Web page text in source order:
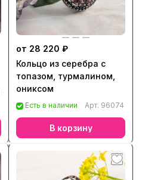
от 28 220 ₽
Кольцо из серебра с
топазом, турмалином,
ониксом
Есть в наличии Арт. 96074
В корзину